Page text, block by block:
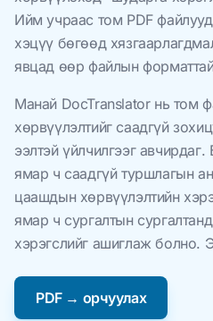
Ийм учраас том PDF
хэцүү бөгөөд
явцад өөр файлын
Манай DocTranslator нь том
хөрвүүлэлтийг саадгүй
ээлтэй үйлчилгээг
ямар ч саадгүй туршлагын
цаашдын хөрвүүлэлтийн
ямар ч сургалтын
хэрэгслийг ашиглаж болно.
PDF → орчуулах